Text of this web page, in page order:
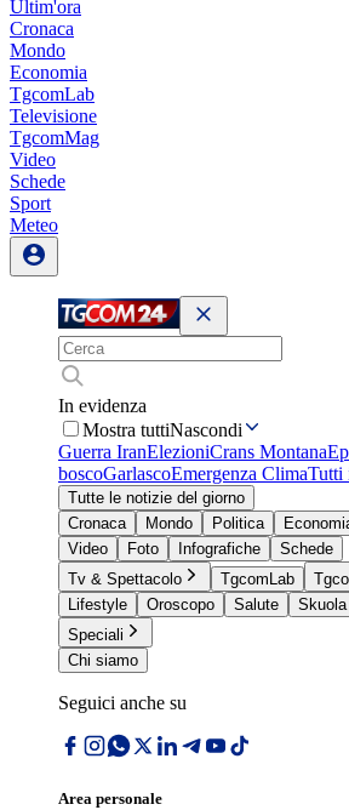
Ultim'ora
Cronaca
Mondo
Economia
TgcomLab
Televisione
TgcomMag
Video
Schede
Sport
Meteo
In evidenza
Mostra tuttiNascondi
Guerra IranElezioniCrans Montana
boscoGarlascoEmergenza ClimaTutti
Tutte le notizie del giorno
Cronaca
Mondo Politica
Video
Foto Infografiche
Schede
Tv & Spettacolo
TgcomLab
Lifestyle
Oroscopo Salute Skuola
Speciali
Chi siamo
Seguici anche su
Area personale